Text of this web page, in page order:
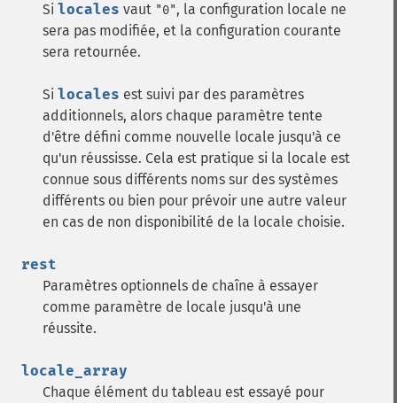
Si locales vaut "0", la configuration locale ne
sera pas modifiée, et la configuration courante
sera retournée.
Si locales est suivi par des paramètres
additionnels, alors chaque paramètre tente
d'être défini comme nouvelle locale jusqu'à ce
qu'un réussisse. Cela est pratique si la locale est
connue sous différents noms sur des systèmes
différents ou bien pour prévoir une autre valeur
en cas de non disponibilité de la locale choisie.
rest
Paramètres optionnels de chaîne à essayer
comme paramètre de locale jusqu'à une
réussite.
locale_array
Chaque élément du tableau est essayé pour